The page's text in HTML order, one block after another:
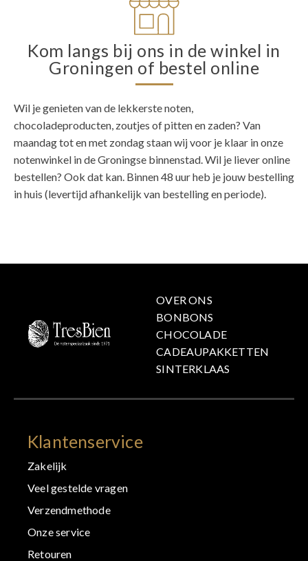
Kom langs bij ons in de winkel in
Groningen of bestel online
Wil je genieten van de lekkerste noten,
chocoladeproducten, zoutjes of pitten en zaden? Van
maandag tot en met zondag staan wij voor je klaar in onze
notenwinkel in de Groningse binnenstad. Wil je liever online
bestellen? Ook dat kan. Binnen 48 uur heb je jouw bestelling
in huis (levertijd afhankelijk van bestelling en periode).
OVER ONS
BONBONS
CHOCOLADE
CADEAUPAKKETTEN
SINTERKLAAS
Klantenservice
Zakelijk
Veel gestelde vragen
Verzendmethode
Onze service
Retouren